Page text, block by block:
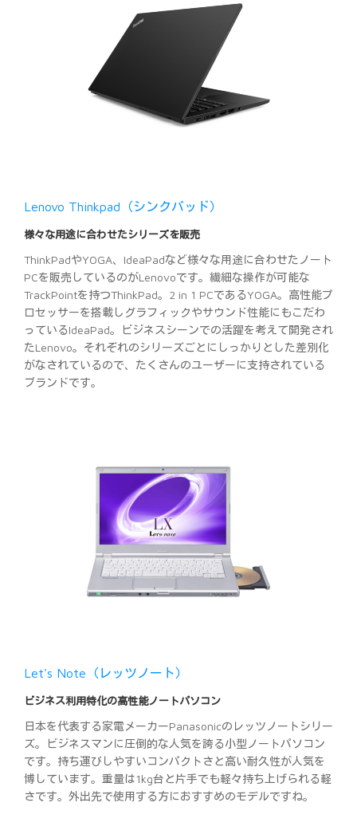
Lenovo Thinkpad（シンクパッド）
様々な用途に合わせたシリーズを販売
ThinkPadやYOGA、IdeaPadなど様々な用途に合わせたノート
PCを販売しているのがLenovoです。繊細な操作が可能な
TrackPointを持つThinkPad。2 in 1 PCであるYOGA。高性能プ
ロセッサーを搭載しグラフィックやサウンド性能にもこだわ
っているIdeaPad。ビジネスシーンでの活躍を考えて開発され
たLenovo。それぞれのシリーズごとにしっかりとした差別化
がなされているので、たくさんのユーザーに支持されている
ブランドです。
Let's Note（レッツノート）
ビジネス利用特化の高性能ノートパソコン
日本を代表する家電メーカーPanasonicのレッツノートシリー
ズ。ビジネスマンに圧倒的な人気を誇る小型ノートパソコン
です。持ち運びしやすいコンパクトさと高い耐久性が人気を
博しています。重量は1kg台と片手でも軽々持ち上げられる軽
さです。外出先で使用する方におすすめのモデルですね。